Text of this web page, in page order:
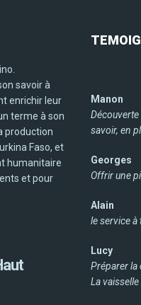
savoir à
enrichir leur
terme à son
production
Faso, et
humanitaire
et pour
Manon
savoir, en
Georges
Offrir une
Alain
le service à
Lucy
Préparer la
La